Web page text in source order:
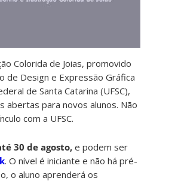
Colorida de Joias, promovido
de Design e Expressão Gráfica
de Santa Catarina (UFSC),
abertas para novos alunos. Não
com a UFSC.
30 de agosto, e podem ser
. O nível é iniciante e não há pré-
o aluno aprenderá os